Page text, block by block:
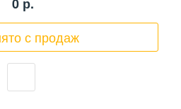
0р.
с продаж